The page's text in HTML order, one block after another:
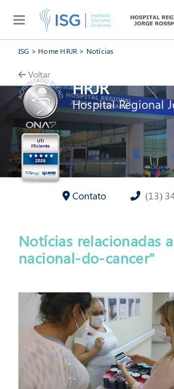
Página - » Instituto
ISG > Home HRJR > Notícias
Voltar
HRJR
Hospital Regional
Contato (13)
Notícias relacionadas
nacional-do-cancer"